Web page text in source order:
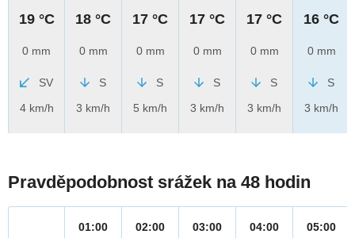
19 °C
0 mm
SV
4 km/h
18 °C
0 mm
S
3 km/h
17 °C
0 mm
S
5 km/h
17 °C
0 mm
S
3 km/h
17 °C
0 mm
S
3 km/h
16 °C
0 mm
S
3 km/h
Pravděpodobnost srážek na 48 hodin
01:00
02:00
03:00
04:00
05:00